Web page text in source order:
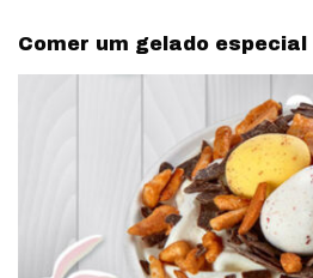
Comer um gelado especial